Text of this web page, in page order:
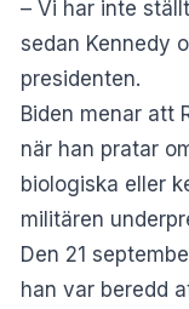
– Vi har inte
sedan Kennedy
presidenten.
Biden menar att
när han pratar
biologiska eller
militären
Den 21
han var beredd